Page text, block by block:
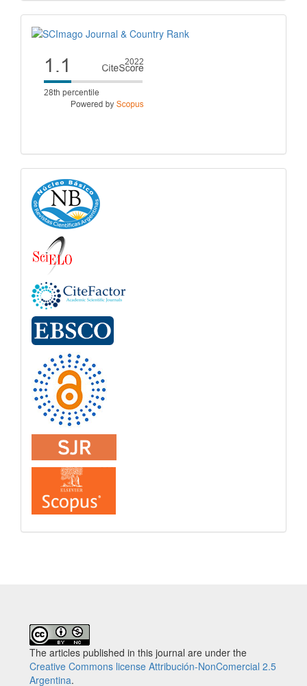
The articles published in this journal are under the
Creative Commons license Attribución-NonComercial 2.5
Argentina.